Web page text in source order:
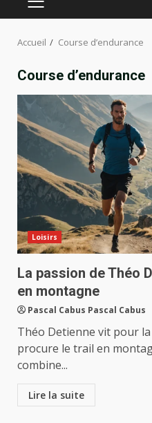
MENU
Accueil Course d’endurance
Course d’endurance
Loisirs
La passion de Théo
en montagne
Pascal Cabus Pascal Cabus
Théo Detienne vit pour
procure le trail en
combine...
Lire la suite